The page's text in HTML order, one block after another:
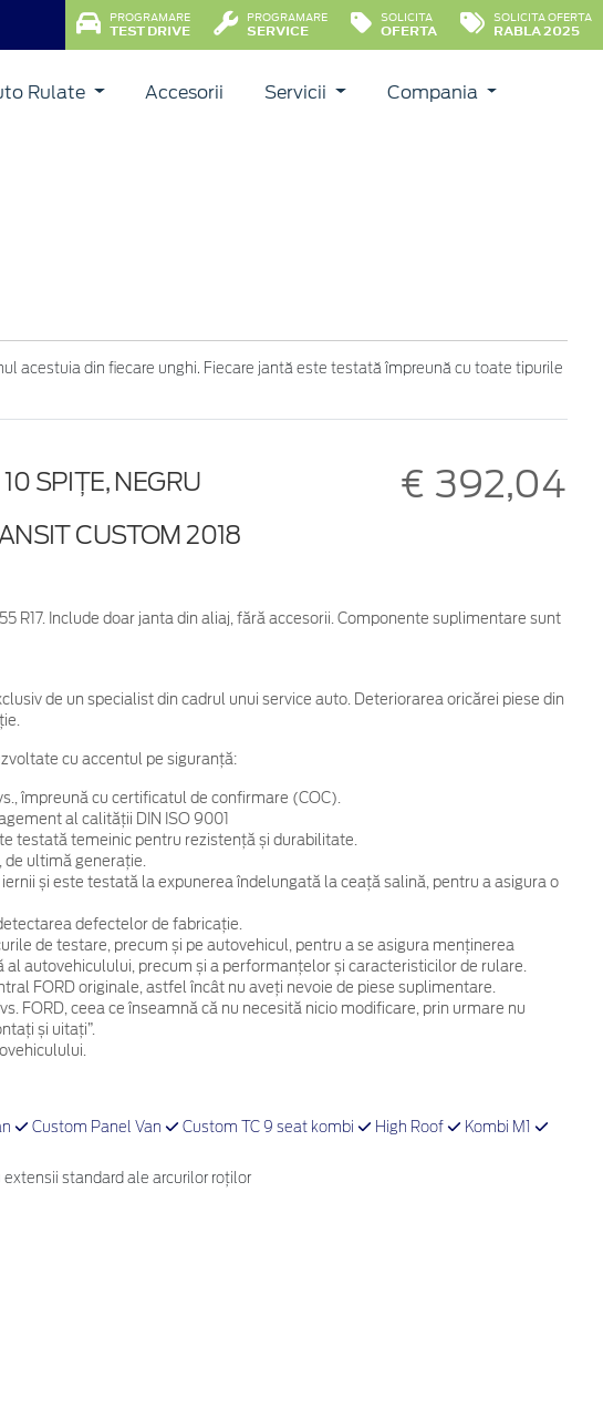
PROGRAMARE
TEST DRIVE
PROGRAMARE
SERVICE
SOLICITA
OFERTA
SOLICITA OFERTA
RABLA 2025
Rulate Accesorii Servicii Compania
acestuia din fiecare unghi. Fiecare jantă este testată împreună cu toate tipurile
SPIȚE, NEGRU
CUSTOM 2018
€ 392,04
R17. Include doar janta din aliaj, fără accesorii. Componente suplimentare sunt
de un specialist din cadrul unui service auto. Deteriorarea oricărei piese din
cu accentul pe siguranță:
împreună cu certificatul de confirmare (COC).
al calității DIN ISO 9001
testată temeinic pentru rezistență și durabilitate.
de ultimă generație.
și este testată la expunerea îndelungată la ceață salină, pentru a asigura o
defectelor de fabricație.
de testare, precum și pe autovehicul, pentru a se asigura menținerea
autovehiculului, precum și a performanțelor și caracteristicilor de rulare.
FORD originale, astfel încât nu aveți nevoie de piese suplimentare.
FORD, ceea ce înseamnă că nu necesită nicio modificare, prin urmare nu
și uitați”.
Custom Panel Van Custom TC 9 seat kombi High Roof
Kombi M1
standard ale arcurilor roților